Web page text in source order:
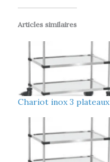
Articles similaires
Chariot inox 3 plateaux